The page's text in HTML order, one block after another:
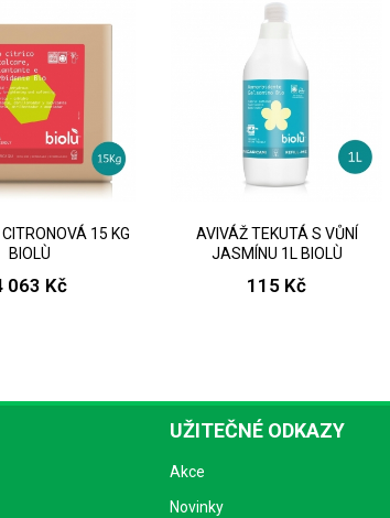
15 KG
BIOLÙ
063 Kč
AVIVÁŽ TEKUTÁ S VŮNÍ
JASMÍNU 1L BIOLÙ
115 Kč
UŽITEČNÉ ODKAZY
Akce
Novinky